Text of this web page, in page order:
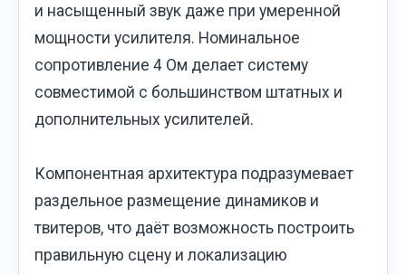
и насыщенный звук даже при умеренной
мощности усилителя. Номинальное
сопротивление 4 Ом делает систему
совместимой с большинством штатных и
дополнительных усилителей.
Компонентная архитектура подразумевает
раздельное размещение динамиков и
твитеров, что даёт возможность построить
правильную сцену и локализацию